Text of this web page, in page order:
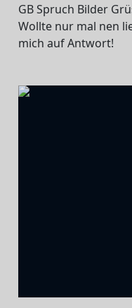
GB Spruch Bilder
Wollte nur mal nen
mich auf Antwort!